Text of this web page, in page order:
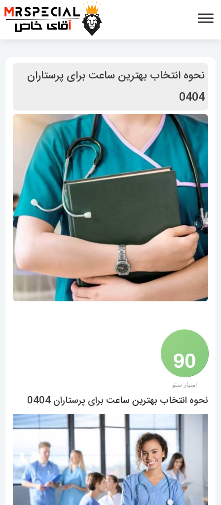
نحوه انتخاب بهترین ساعت برای پرستاران
0404
90
/ 100
امتیاز سئو
نحوه انتخاب بهترین ساعت برای پرستاران 0404